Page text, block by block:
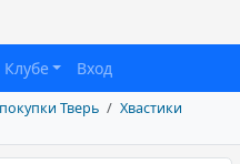
Вход
Тверь
Хвастики